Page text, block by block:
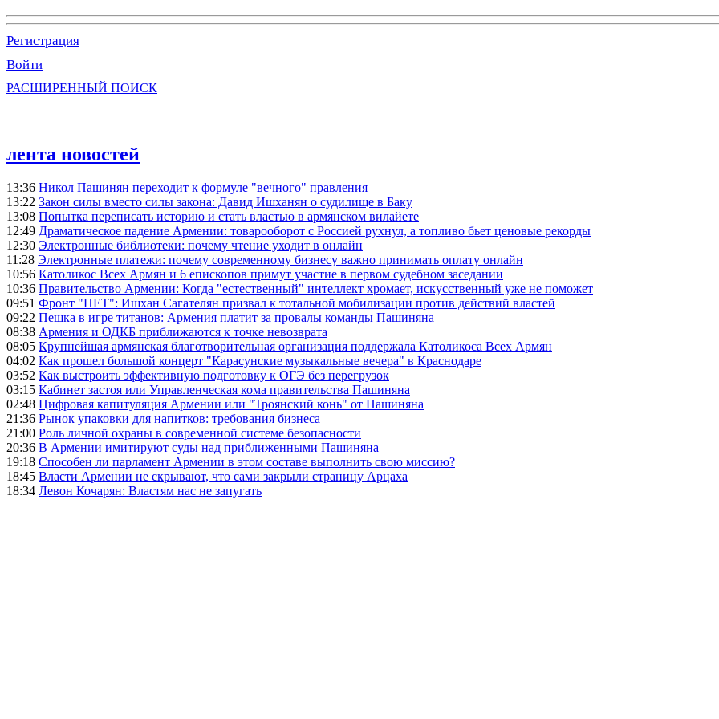
Регистрация
Войти
РАСШИРЕННЫЙ ПОИСК
лента новостей
13:36 Никол Пашинян переходит к формуле "вечного" правления
13:22 Закон силы вместо силы закона: Давид Ишханян о судилище в Баку
13:08 Попытка переписать историю и стать властью в армянском вилайете
12:49 Драматическое падение Армении: товарооборот с Россией рухнул, а топливо бьет ценовые рекорды
12:30 Электронные библиотеки: почему чтение уходит в онлайн
11:28 Электронные платежи: почему современному бизнесу важно принимать оплату онлайн
10:56 Католикос Всех Армян и 6 епископов примут участие в первом судебном заседании
10:36 Правительство Армении: Когда "естественный" интеллект хромает, искусственный уже не поможет
09:51 Фронт "НЕТ": Ишхан Сагателян призвал к тотальной мобилизации против действий властей
09:22 Пешка в игре титанов: Армения платит за провалы команды Пашиняна
08:38 Армения и ОДКБ приближаются к точке невозврата
08:05 Крупнейшая армянская благотворительная организация поддержала Католикоса Всех Армян
04:02 Как прошел большой концерт "Карасунские музыкальные вечера" в Краснодаре
03:52 Как выстроить эффективную подготовку к ОГЭ без перегрузок
03:15 Кабинет застоя или Управленческая кома правительства Пашиняна
02:48 Цифровая капитуляция Армении или "Троянский конь" от Пашиняна
21:36 Рынок упаковки для напитков: требования бизнеса
21:00 Роль личной охраны в современной системе безопасности
20:36 В Армении имитируют суды над приближенными Пашиняна
19:18 Способен ли парламент Армении в этом составе выполнить свою миссию?
18:45 Власти Армении не скрывают, что сами закрыли страницу Арцаха
18:34 Левон Кочарян: Властям нас не запугать